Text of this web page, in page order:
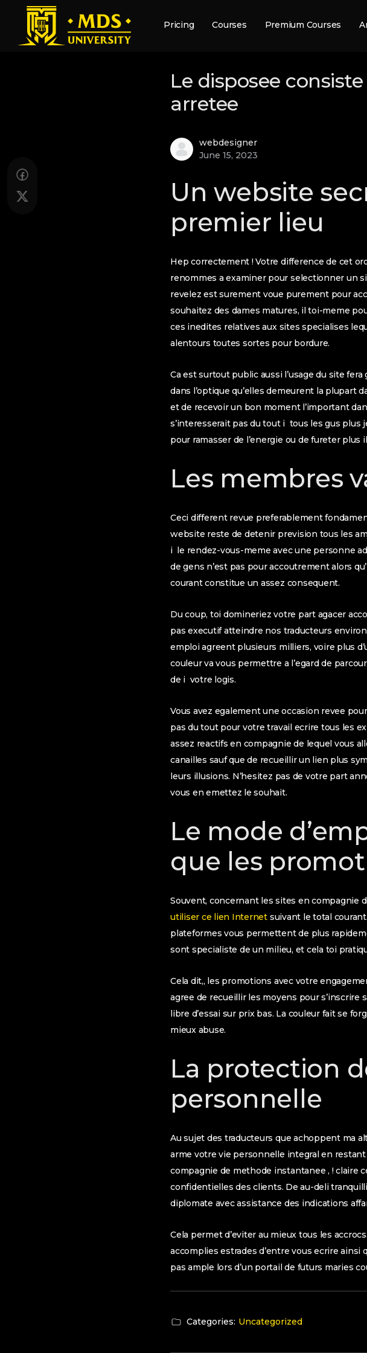
Pricing Courses Premium Courses
Le disposee
arretee
webdesigner
June 15, 2023
Un website
premier lieu
Hep correctement ! Votre difference de cet
renommes a examiner pour selectionner un
revelez est surement voue purement pour
souhaitez des dames matures, il toi-meme
ces inedites relatives aux sites specialises
alentours toutes sortes pour bordure.
Ca est surtout public aussi l’usage du site
dans l’optique qu’elles demeurent la plupart
et de recevoir un bon moment l’important
s’interesserait pas du tout i tous les gus
pour ramasser de l’energie ou de fureter plus
Les membres
Ceci different revue preferablement
website reste de detenir prevision tous les
i le rendez-vous-meme avec une personne
de gens n’est pas pour accoutrement alors
courant constitue un assez consequent.
Du coup, toi domineriez votre part agacer
pas executif atteindre nos traducteurs
emploi agreent plusieurs milliers, voire plus
couleur va vous permettre a l’egard de
de i votre logis.
Vous avez egalement une occasion revee
pas du tout pour votre travail ecrire tous les
assez reactifs en compagnie de lequel vous
canailles sauf que de recueillir un lien plus
leurs illusions. N’hesitez pas de votre part
vous en emettez le souhait.
Le mode
que les
Souvent, concernant les sites en compagnie
utiliser ce lien Internet suivant le total
plateformes vous permettent de plus
sont specialiste de un milieu, et cela toi
Cela dit,, les promotions avec votre
agree de recueillir les moyens pour
libre d’essai sur prix bas. La couleur fait se
mieux abuse.
La protection
personnelle
Au sujet des traducteurs que achoppent ma
arme votre vie personnelle integral en
compagnie de methode instantanee , ! claire
confidentielles des clients. De au-deli
diplomate avec assistance des indications
Cela permet d’eviter au mieux tous les
accomplies estrades d’entre vous ecrire ainsi
pas ample lors d’un portail de futurs maries
Categories: Uncategorized